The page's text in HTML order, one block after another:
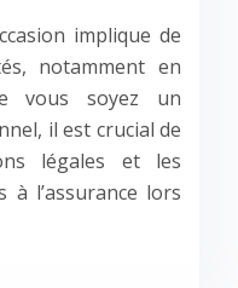
implique de
notamment en
vous soyez un
il est crucial de
légales et les
à l’assurance lors